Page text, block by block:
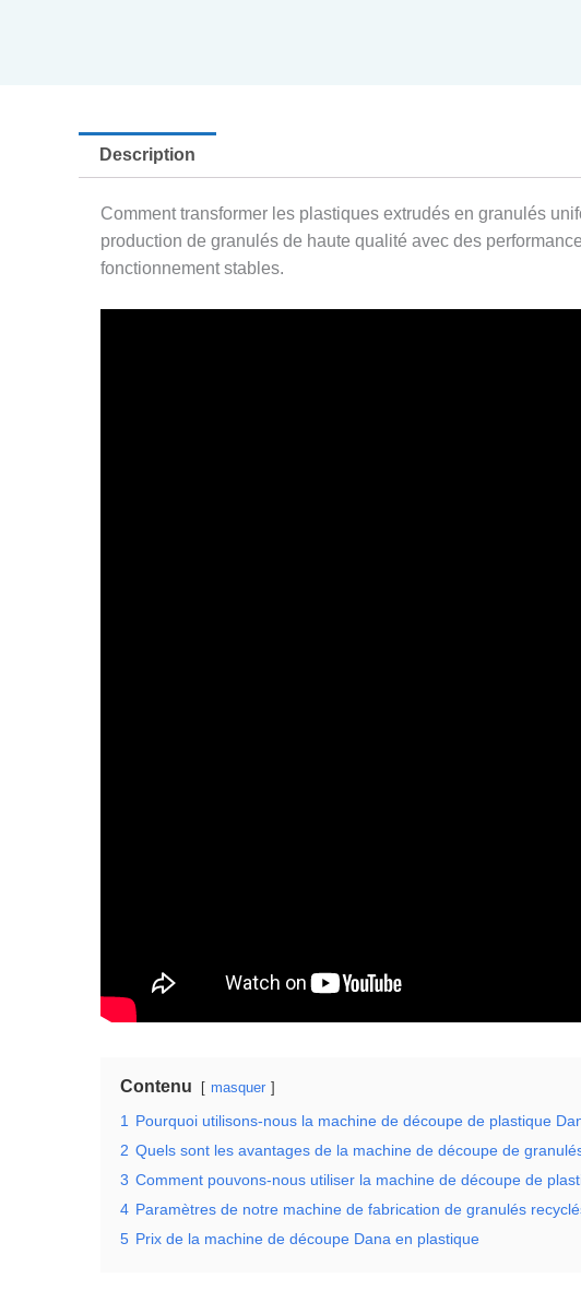
Description
Comment transformer les plastiques extrudés en granulés
production de granulés de haute qualité avec des
fonctionnement stables.
Contenu masquer
1
Pourquoi utilisons-nous la machine de découpe de plastique
2 Quels sont les avantages de la machine de découpe de
3 Comment pouvons-nous utiliser la machine de découpe de
4 Paramètres de notre machine de fabrication de granulés
5 Prix ​​de la machine de découpe Dana en plastique